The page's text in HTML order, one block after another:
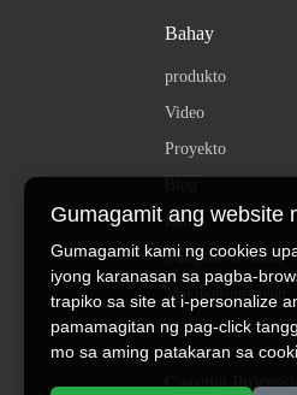
Bahay
produkto
Video
Proyekto
Balita
Tungkol sa Amin
Makipag-ugnayan
Cassava
Gumagamit ang website
Gumagamit kami ng cookies
iyong karanasan sa pagba-
trapiko sa site at i-personalize
pamamagitan ng pag-click
mo sa aming patakaran sa